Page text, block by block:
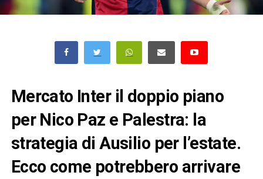
Mercato Inter il doppio piano
per Nico Paz e Palestra: la
strategia di Ausilio per l’estate.
Ecco come potrebbero arrivare